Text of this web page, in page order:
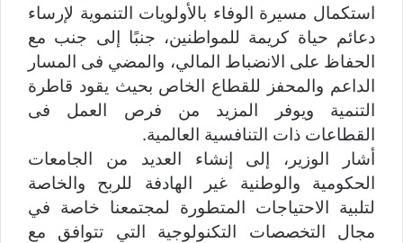
استكمال مسيرة الوفاء بالأولويات التنموية لإرساء
دعائم حياة كريمة للمواطنين، جنبًا إلى جنب مع
الحفاظ على الانضباط المالي، والمضي فى المسار
الداعم والمحفز للقطاع الخاص بحيث يقود قاطرة
التنمية ويوفر المزيد من فرص العمل فى
القطاعات ذات التنافسية العالمية.
أشار الوزير، إلى إنشاء العديد من الجامعات
الحكومية والوطنية غير الهادفة للربح والخاصة
لتلبية الاحتياجات المتطورة لمجتمعنا خاصة في
مجال التخصصات التكنولوجية التي تتوافق مع